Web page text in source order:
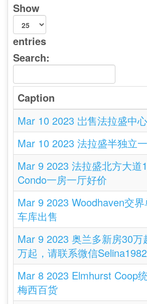
Show
entries
Search:
Caption
Mar 10 2023 岀售法拉盛中
Mar 10 2023 法拉盛半独立
Mar 9 2023 法拉盛北方大道
Condo一房一厅好价
Mar 9 2023 Woodhaven交
车库出售
Mar 9 2023 奥兰多新房30万
万起，请联系微信
Mar 8 2023 Elmhurst Coop
梅西百货